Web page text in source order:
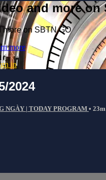
and more on
more on SBTN GO
more
in
2024
NGÀY | TODAY PROGRAM • 23m